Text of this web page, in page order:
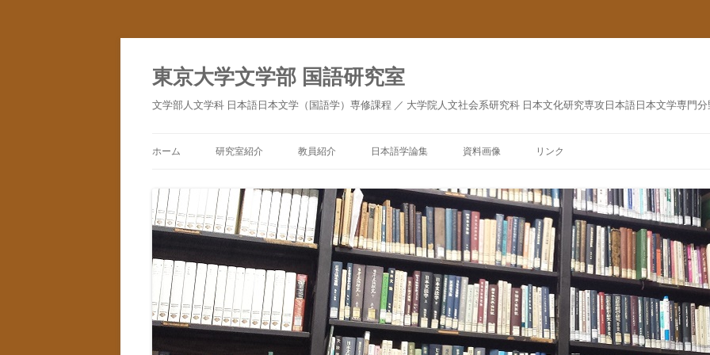
コ
テ
ン
ツ
へ
ス
東京大学文学部 国語研究室
文学部人文学科 日本語日本文学（国語学）専修課程 ／ 大学院人文社会系研究科 日本文化研究専攻日本語日本文学専門分
ホーム 研究室紹介 教員紹介 日本語学論集 資料画像 リンク